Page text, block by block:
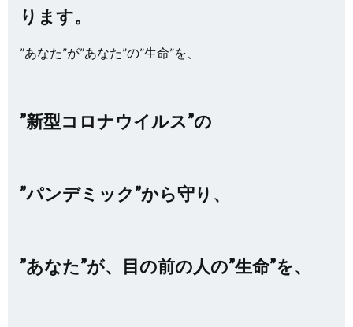
ります。
”あなた”が”あなた”の”生命”を、
”新型コロナウイルス”の
”パンデミック”から守り、
”あなた”が、目の前の人の”生命”を、